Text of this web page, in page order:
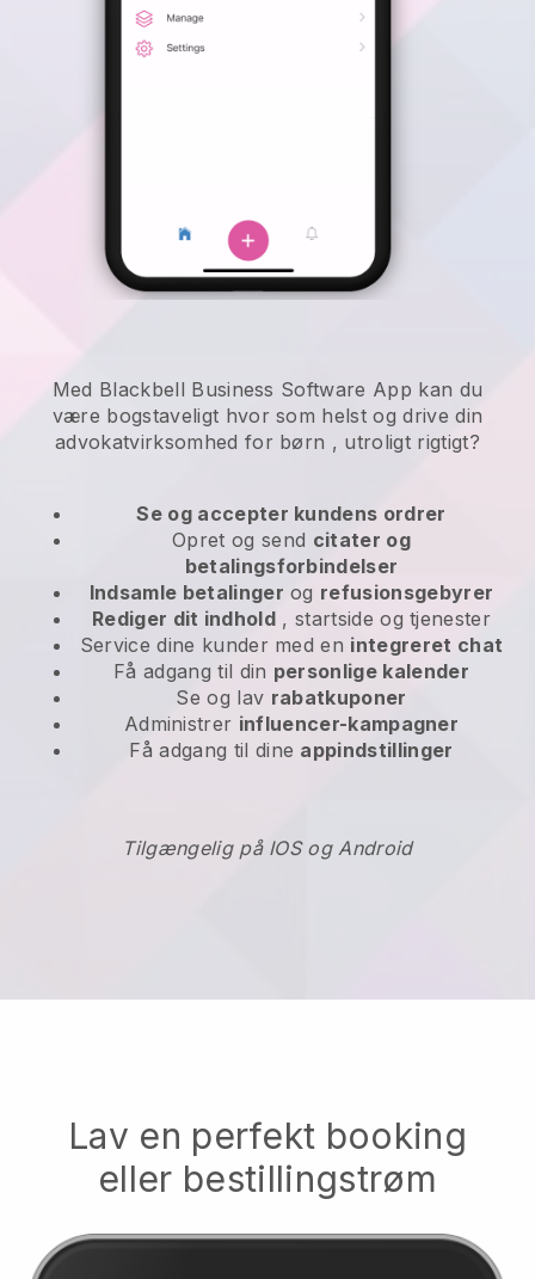
Med Blackbell Business Software App kan du
være bogstaveligt hvor som helst ogdrive din
advokatvirksomhed for børn , utroligt rigtigt?
Se og accepter kundens ordrer
Opret og send citater og
betalingsforbindelser
Indsamle betalinger og refusionsgebyrer
Rediger dit indhold , startside og tjenester
Service dine kunder med en integreret chat
Få adgang til din personlige kalender
Se og lav rabatkuponer
Administrer influencer-kampagner
Få adgang til dine appindstillinger
Tilgængelig på IOS og Android
Lav en perfekt booking
eller bestillingstrøm